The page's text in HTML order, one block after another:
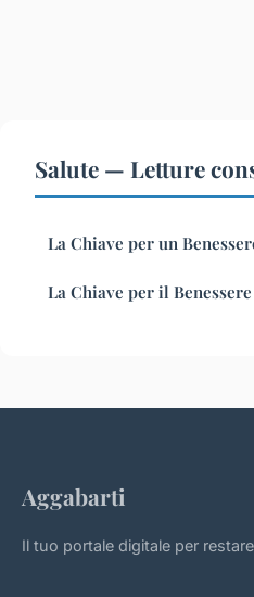
Salute — Letture
La Chiave per un
La Chiave per il
Aggabarti
Il tuo portale digitale per